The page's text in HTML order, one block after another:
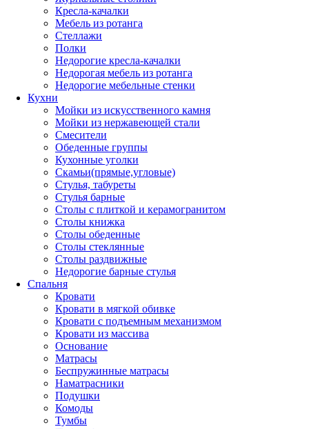
Кресла-качалки
Мебель из ротанга
Стеллажи
Полки
Недорогие кресла-качалки
Недорогая мебель из ротанга
Недорогие мебельные стенки
Кухни
Мойки из искусственного камня
Мойки из нержавеющей стали
Смесители
Обеденные группы
Кухонные уголки
Скамьи(прямые,угловые)
Стулья, табуреты
Стулья барные
Столы с плиткой и керамогранитом
Столы книжка
Столы обеденные
Столы стеклянные
Столы раздвижные
Недорогие барные стулья
Спальня
Кровати
Кровати в мягкой обивке
Кровати с подъемным механизмом
Кровати из массива
Основание
Матрасы
Беспружинные матрасы
Наматрасники
Подушки
Комоды
Тумбы